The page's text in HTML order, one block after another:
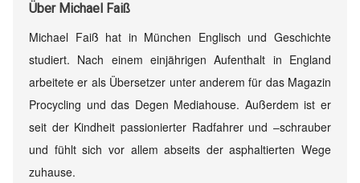
Über Michael Faiß
Michael Faiß hat in München Englisch und Geschichte
studiert. Nach einem einjährigen Aufenthalt in England
arbeitete er als Übersetzer unter anderem für das Magazin
Procycling und das Degen Mediahouse. Außerdem ist er
seit der Kindheit passionierter Radfahrer und –schrauber
und fühlt sich vor allem abseits der asphaltierten Wege
zuhause.